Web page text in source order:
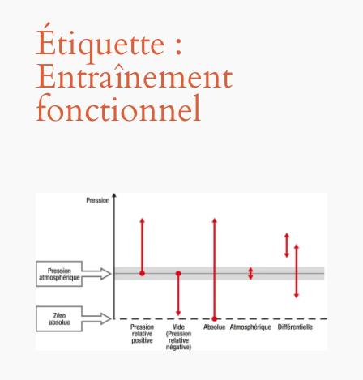
Étiquette :
Entraînement
fonctionnel